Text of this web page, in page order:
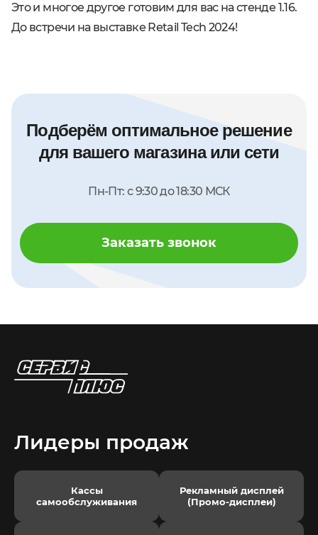
Это и многое другое готовим для вас на стенде 1.16.
До встречи на выставке Retail Tech 2024!
Подберём оптимальное решение
для вашего магазина или сети
Пн-Пт: с 9:30 до 18:30 МСК
Заказать звонок
Лидеры продаж
Кассы
самообслуживания
Рекламный дисплей
(Промо-дисплеи)